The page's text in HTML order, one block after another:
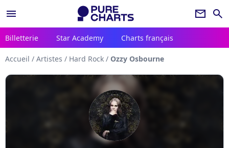
menu newsletter search
Billetterie Star Academy Charts français
Accueil / Artistes / Hard Rock / Ozzy Osbourne